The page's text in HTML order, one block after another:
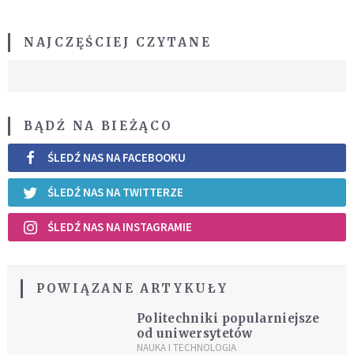
NAJCZĘŚCIEJ CZYTANE
BĄDŹ NA BIEŻĄCO
ŚLEDŹ NAS NA FACEBOOKU
ŚLEDŹ NAS NA TWITTERZE
ŚLEDŹ NAS NA INSTAGRAMIE
POWIĄZANE ARTYKUŁY
Politechniki popularniejsze
od uniwersytetów
NAUKA I TECHNOLOGIA